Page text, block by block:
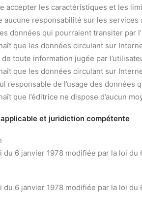
accepter les caractéristiques et les
aucune responsabilité sur les
données qui pourraient transiter par
que les données circulant sur
de toute information jugée par
que les données circulant sur
responsable de l’usage des
que l’éditrice ne dispose d’aucun
applicable et juridiction compétente
du 6 janvier 1978 modifiée par la loi du
du 6 janvier 1978 modifiée par la loi du